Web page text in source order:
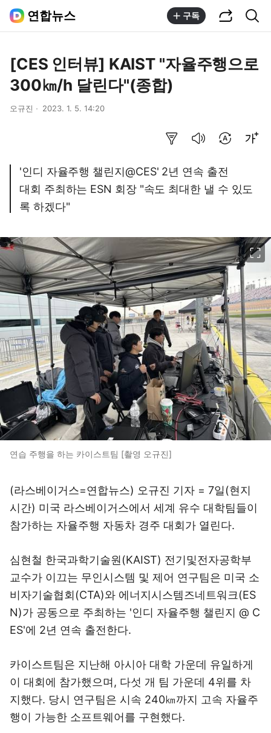
연합뉴스 구독
[CES 인터뷰] KAIST "자율주행으로
300㎞/h 달린다"(종합)
오규진 2023. 1. 5. 14:20
'인디 자율주행 챌린지@CES' 2년 연속 출전
대회 주최하는 ESN 회장 "속도 최대한 낼 수 있도
록 하겠다"
연습 주행을 하는 카이스트팀 [촬영 오규진]
(라스베이거스=연합뉴스) 오규진 기자 = 7일(현지
시간) 미국 라스베이거스에서 세계 유수 대학팀들이
참가하는 자율주행 자동차 경주 대회가 열린다.
심현철 한국과학기술원(KAIST) 전기및전자공학부
교수가 이끄는 무인시스템 및 제어 연구팀은 미국 소
비자기술협회(CTA)와 에너지시스템즈네트워크(ES
N)가 공동으로 주최하는 '인디 자율주행 챌린지 @ C
ES'에 2년 연속 출전한다.
카이스트팀은 지난해 아시아 대학 가운데 유일하게
이 대회에 참가했으며, 다섯 개 팀 가운데 4위를 차
지했다. 당시 연구팀은 시속 240㎞까지 고속 자율주
행이 가능한 소프트웨어를 구현했다.